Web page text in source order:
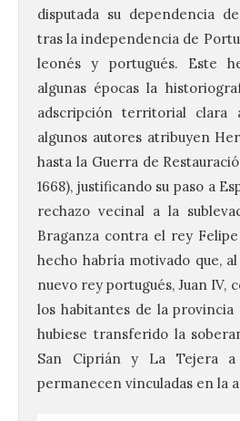
disputada su dependencia
tras la independencia de
leonés y portugués. Este
algunas épocas la
adscripción territorial clara
algunos autores atribuyen
hasta la Guerra de
1668), justificando su paso a
rechazo vecinal a la
Braganza contra el rey
hecho habría motivado que,
nuevo rey portugués, Juan IV,
los habitantes de la provincia
hubiese transferido la
San Ciprián y La Tejera
permanecen vinculadas en la